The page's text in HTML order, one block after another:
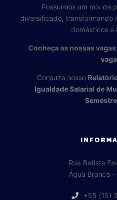
Possuímos um mix de
diversificado, transformando
domésticos e
Conheça as nossas
Consulte nosso
Igualdade Salarial de
Rua Batista
Água Branca -
+55 (15)